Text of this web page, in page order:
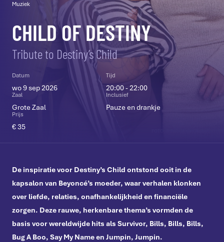
Muziek
CHILD OF DESTINY
Tribute to Destiny’s Child
Datum
wo 9 sep 2026
Tijd
20:00 - 22:00
Zaal
Grote Zaal
Inclusief
Pauze en drankje
Prijs
€ 35
De inspiratie voor Destiny’s Child ontstond ooit in de
kapsalon van Beyoncé’s moeder, waar verhalen klonken
over liefde, relaties, onafhankelijkheid en financiële
zorgen. Deze rauwe, herkenbare thema’s vormden de
basis voor wereldwijde hits als Survivor, Bills, Bills, Bills,
Bug A Boo, Say My Name en Jumpin, Jumpin.